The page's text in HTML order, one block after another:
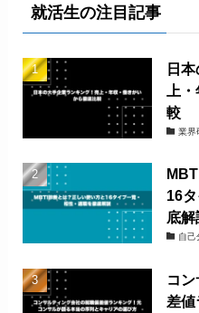
就活生の注目記事
日
上
較
業界
16
底解
自己
コ
差